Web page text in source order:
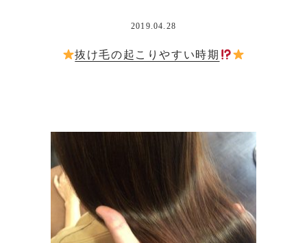
2019.04.28
抜け毛の起こりやすい時期